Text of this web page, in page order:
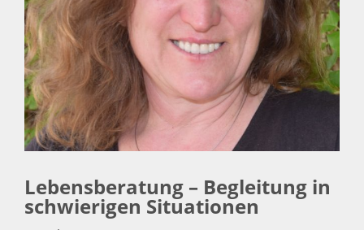
Lebensberatung – Begleitung in
schwierigen Situationen